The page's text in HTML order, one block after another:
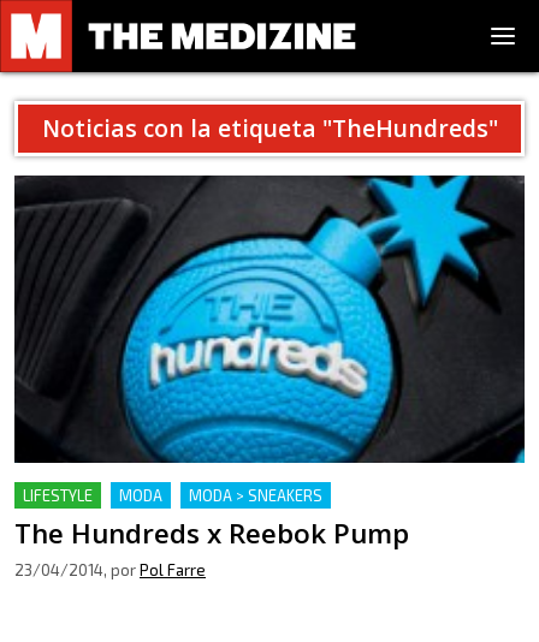
Noticias con la etiqueta "TheHundreds"
LIFESTYLE MODA MODA > SNEAKERS
The Hundreds x Reebok Pump
23/04/2014, porPol Farre